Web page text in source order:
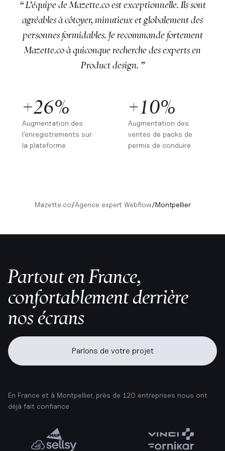
“ L’équipe de Mazette.co est exceptionnelle. Ils sont
agréables à côtoyer, minutieux et globalement des
personnes formidables. Je recommande fortement
Mazette.co à quiconque recherche des experts en
Product design. ”
+26%
Augmentation des
l'enregistrements sur
la plateforme
+10%
Augmentation des
ventes de packs de
permis de conduire
Mazette.co/Agence expert Webflow/Montpellier
Partout en France,
confortablement derrière
nos écrans
Parlons de votre projet
En France et à Montpellier, près de 120 entreprises nous ont
déjà fait confiance